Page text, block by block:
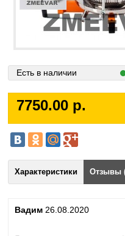
Есть в наличии
7750.00 р.
Характеристики Отзывы
Вадим 26.08.2020